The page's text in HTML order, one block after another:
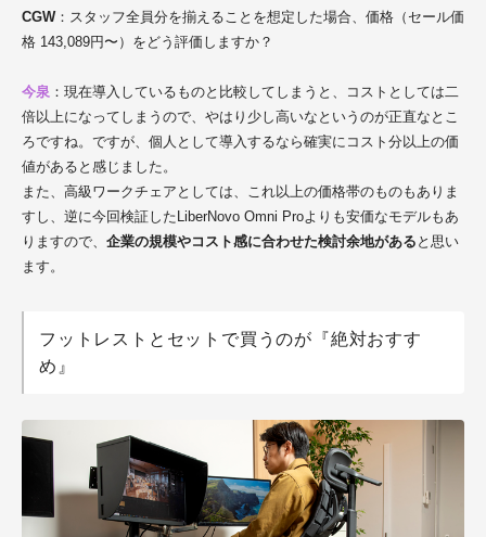
CGW：スタッフ全員分を揃えることを想定した場合、価格（セール価
格 143,089円〜）をどう評価しますか？
今泉 ：現在導入しているものと比較してしまうと、コストとしては二
倍以上になってしまうので、やはり少し高いなというのが正直なとこ
ろですね。ですが、個人として導入するなら確実にコスト分以上の価
値があると感じました。
また、高級ワークチェアとしては、これ以上の価格帯のものもありま
すし、逆に今回検証したLiberNovo Omni Proよりも安価なモデルもあ
りますので、 企業の規模やコスト感に合わせた検討余地がある と思い
ます。
フットレストとセットで買うのが『絶対おすす
め』